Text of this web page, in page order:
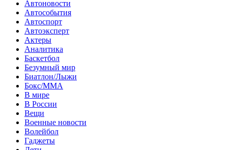
Автоновости
Автособытия
Автоспорт
Автоэксперт
Актеры
Аналитика
Баскетбол
Безумный мир
Биатлон/Лыжи
Бокс/MMA
В мире
В России
Вещи
Военные новости
Волейбол
Гаджеты